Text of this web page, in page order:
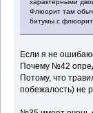
характерными
Флюорит там
битумы с
Если я не
Почему №42
Потому, что
побежалость) не